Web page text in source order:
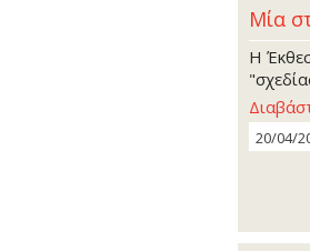
Μία
Η
20/04/